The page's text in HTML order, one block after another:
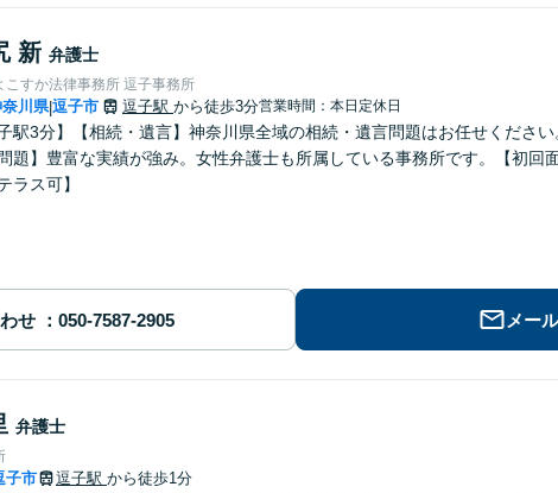
新 弁護士
こすか法律事務所 逗子事務所
川県|逗子市 逗子駅 から徒歩3分営業時間：本日定休日
子駅3分】【相続・遺言】神奈川県全域の相続・遺言問題はお任せくださ
題】豊富な実績が強み。女性弁護士も所属している事務所です。【初回
ラス可】
せ メー
弁護士
子市 逗子駅 から徒歩1分